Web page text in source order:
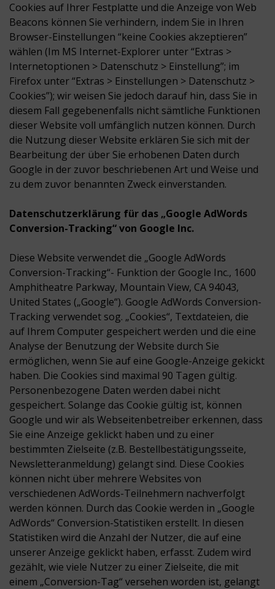
Cookies auf Ihrer Festplatte und die Anzeige von Web
Beacons können Sie verhindern, indem Sie in Ihren
Browser-Einstellungen “keine Cookies akzeptieren”
wählen (Im MS Internet-Explorer unter “Extras >
Internetoptionen > Datenschutz > Einstellung”; im
Firefox unter “Extras > Einstellungen > Datenschutz >
Cookies”); wir weisen Sie jedoch darauf hin, dass Sie in
diesem Fall gegebenenfalls nicht sämtliche Funktionen
dieser Website voll umfänglich nutzen können. Durch
die Nutzung dieser Website erklären Sie sich mit der
Bearbeitung der über Sie erhobenen Daten durch
Google in der zuvor beschriebenen Art und Weise und
zu dem zuvor benannten Zweck einverstanden.
Datenschutzerklärung für das „Google AdWords
Conversion-Tracking“ von Google Inc.
Diese Website verwendet die „Google AdWords
Conversion-Tracking“- Funktion der Google Inc., 1600
Amphitheatre Parkway, Mountain View, CA 94043,
United States („Google“). Google AdWords Conversion-
Tracking verwendet sog. „Cookies“, Textdateien, die
auf Ihrem Computer gespeichert werden und die eine
Analyse der Benutzung der Website durch Sie
ermöglichen, wenn Sie auf eine Google-Anzeige gekickt
haben. Die Cookies sind maximal 90 Tagen gültig.
Personenbezogene Daten werden dabei nicht
gespeichert. Solange das Cookie gültig ist, können
Google und wir als Webseitenbetreiber erkennen, dass
Sie eine Anzeige geklickt haben und zu einer
bestimmten Zielseite (z.B. Bestellbestätigungsseite,
Newsletteranmeldung) gelangt sind. Diese Cookies
können nicht über mehrere Websites von
verschiedenen AdWords-Teilnehmern nachverfolgt
werden können. Durch das Cookie werden in „Google
AdWords“ Conversion-Statistiken erstellt. In diesen
Statistiken wird die Anzahl der Nutzer, die auf eine
unserer Anzeige geklickt haben, erfasst. Zudem wird
gezählt, wie viele Nutzer zu einer Zielseite, die mit
einem „Conversion-Tag“ versehen worden ist, gelangt